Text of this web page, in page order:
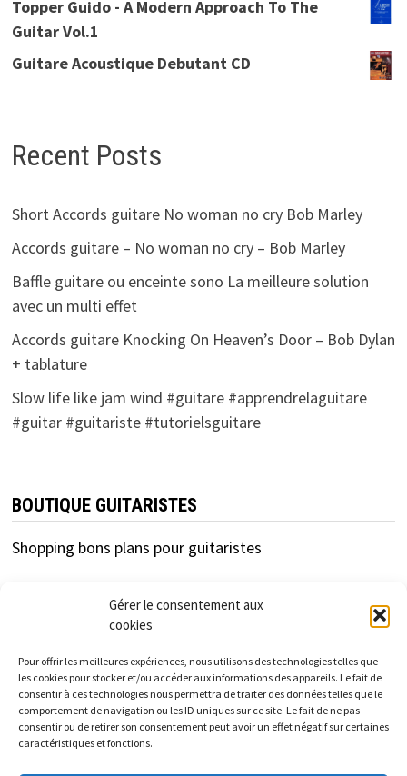
Gérer le consentement aux
cookies
Pour offrir les meilleures expériences, nous utilisons des technologies telles que
les cookies pour stocker et/ou accéder aux informations des appareils. Le fait de
consentir à ces technologies nous permettra de traiter des données telles que le
comportement de navigation ou les ID uniques sur ce site. Le fait de ne pas
consentir ou de retirer son consentement peut avoir un effet négatif sur certaines
caractéristiques et fonctions.
Topper Guido - A Modern Approach To The
Guitar Vol.1
Guitare Acoustique Debutant CD
Recent Posts
Short Accords guitare No woman no cry Bob Marley
Accords guitare – No woman no cry – Bob Marley
Baffle guitare ou enceinte sono La meilleure solution
avec un multi effet
Accords guitare Knocking On Heaven’s Door – Bob Dylan
+ tablature
Slow life like jam wind #guitare #apprendrelaguitare
#guitar #guitariste #tutorielsguitare
BOUTIQUE GUITARISTES
Shopping bons plans pour guitaristes
cfc-distribution.com est un site d'information
indépendant des enseignes et marques présentées.